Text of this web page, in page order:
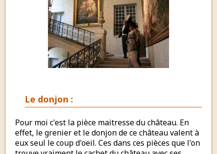
Le donjon :
Pour moi c'est la pièce maitresse du château. En
effet, le grenier et le donjon de ce château valent à
eux seul le coup d'oeil. Ces dans ces pièces que l'on